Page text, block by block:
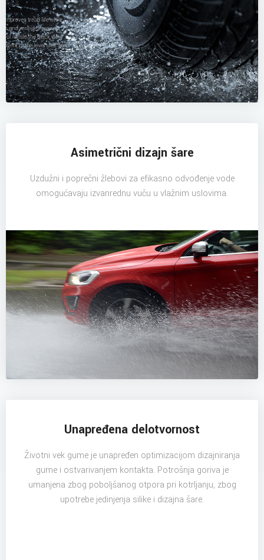
Asimetrični dizajn šare
Uzdužni i poprečni žlebovi za efikasno odvođenje vode
omogućavaju izvanrednu vuču u vlažnim uslovima.
Unapređena delotvornost
Životni vek gume je unapređen optimizacijom dizajniranja
gume i ostvarivanjem kontakta. Potrošnja goriva je
umanjena zbog poboljšanog otpora pri kotrljanju, zbog
upotrebe jedinjenja silike i dizajna šare.